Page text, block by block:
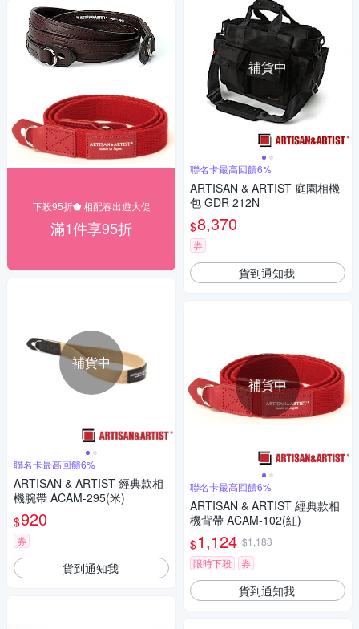
下殺95折⬟ 相配春出遊大促
滿1件享95折
補貨中
聯名卡最高回饋6%
ARTISAN & ARTIST 經典款相
機腕帶 ACAM-295(米)
$920
券
貨到通知我
補貨中
聯名卡最高回饋6%
ARTISAN & ARTIST 庭園相機
包 GDR 212N
$8,370
券
貨到通知我
補貨中
聯名卡最高回饋6%
ARTISAN & ARTIST 經典款相
機背帶 ACAM-102(紅)
$1,124 $1,183
限時下殺
券
貨到通知我